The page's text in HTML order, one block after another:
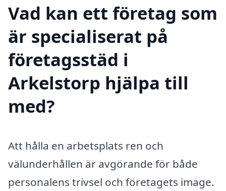
Vad kan ett företag som
är specialiserat på
företagsstäd i
Arkelstorp hjälpa till
med?
Att hålla en arbetsplats ren och
välunderhållen är avgörande för både
personalens trivsel och företagets image.